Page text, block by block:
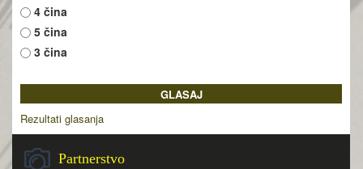
4 čina
5 čina
3 čina
Rezultati glasanja
Partnerstvo